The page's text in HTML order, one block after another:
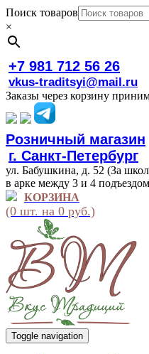
Поиск товаров
×
+7 981 712 56 26
vkus-traditsyi@mail.ru
Заказы через корзину
Розничный магазин
г. Санкт-Петербург
ул. Бабушкина, д. 52 (За
в арке между 3 и 4
КОРЗИНА
(0 шт. на 0 руб.)
Toggle navigation